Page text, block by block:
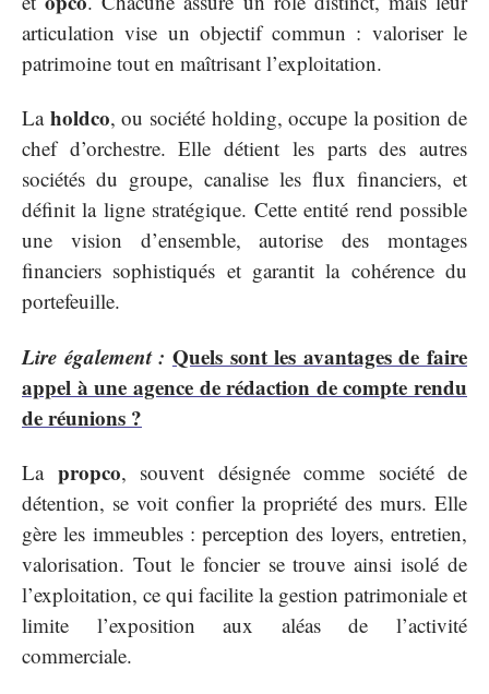
articulation vise un objectif commun : valoriser le
patrimoine tout en maîtrisant l’exploitation.
La holdco, ou société holding, occupe la position de
chef d’orchestre. Elle détient les parts des autres
sociétés du groupe, canalise les flux financiers, et
définit la ligne stratégique. Cette entité rend possible
une vision d’ensemble, autorise des montages
financiers sophistiqués et garantit la cohérence du
portefeuille.
Lire également : Quels sont les avantages de faire
appel à une agence de rédaction de compte rendu
de réunions ?
La propco, souvent désignée comme société de
détention, se voit confier la propriété des murs. Elle
gère les immeubles : perception des loyers, entretien,
valorisation. Tout le foncier se trouve ainsi isolé de
l’exploitation, ce qui facilite la gestion patrimoniale et
limite l’exposition aux aléas de l’activité
commerciale.